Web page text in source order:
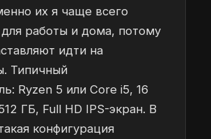
их я чаще всего
работы и дома, потому
идти на
Типичный
Ryzen 5 или Core i5, 16
ГБ, Full HD IPS-экран. В
конфигурация